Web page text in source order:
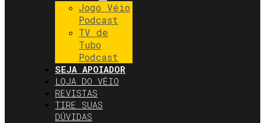
Jogo Véio
Podcast
TV de
Tubo
Podcast
SEJA APOIADOR
LOJA DO VÉIO
REVISTAS
TIRE SUAS
DÚVIDAS